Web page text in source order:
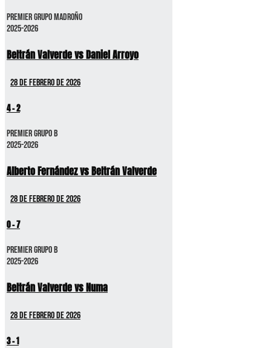
Premier GRUPO MADROÑO
2025-2026
Beltrán Valverde vs Daniel Arroyo
28 de febrero de 2026
4-2
Premier GRUPO B
2025-2026
Alberto Fernández vs Beltrán Valverde
28 de febrero de 2026
0-7
Premier GRUPO B
2025-2026
Beltrán Valverde vs Numa
28 de febrero de 2026
3-1